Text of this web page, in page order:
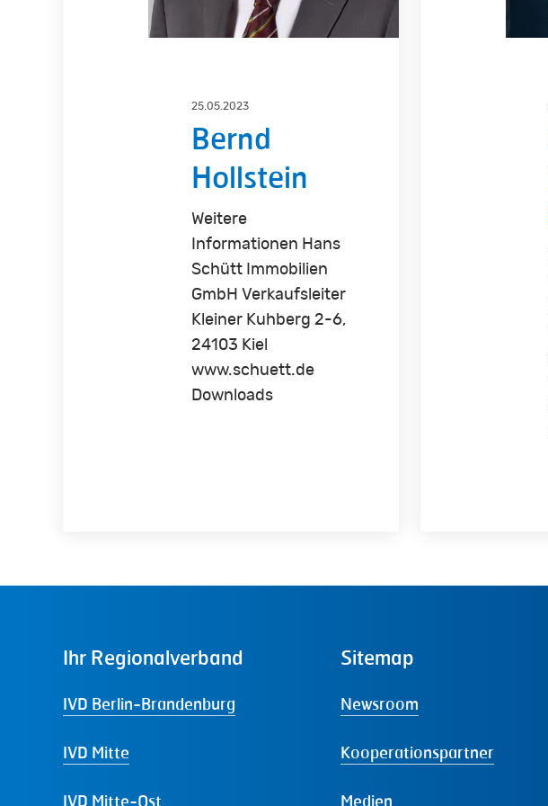
25.05.2023
Bernd
Hollstein
Weitere
Informationen Hans
Schütt Immobilien
GmbH Verkaufsleiter
Kleiner Kuhberg 2-6,
24103 Kiel
www.schuett.de
Downloads
Ihr Regionalverband
IVD Berlin-Brandenburg
IVD Mitte
IVD Mitte-Ost
Sitemap
Newsroom
Kooperationspartner
Medien